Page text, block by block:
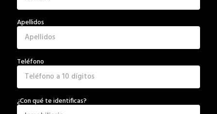
Apellidos
Teléfono
¿Con qué te identificas?